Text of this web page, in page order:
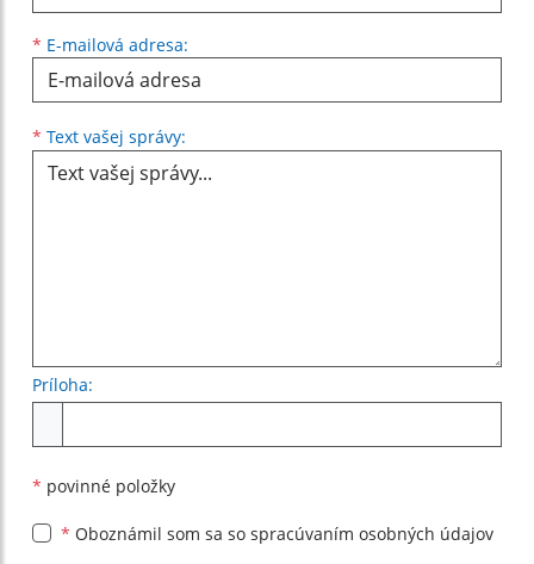
* E-mailová adresa:
* Text vašej správy:
Príloha:
* povinné položky
* Oboznámil som sa so spracúvaním osobných údajov